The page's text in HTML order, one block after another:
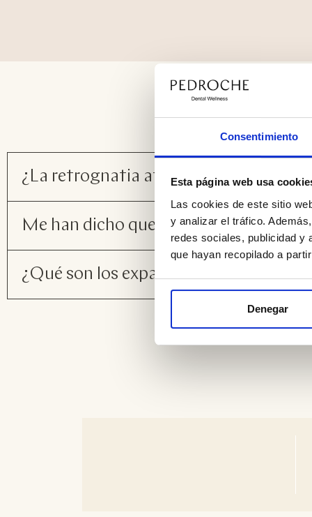
Consentimiento
Esta página web usa
Las cookies de este sitio
y analizar el tráfico.
redes sociales, publicidad y
que hayan recopilado a
Denegar
¿La retrognatia afecta a la
Me han dicho que necesito cirugía
¿Qué son los expansores dentales y